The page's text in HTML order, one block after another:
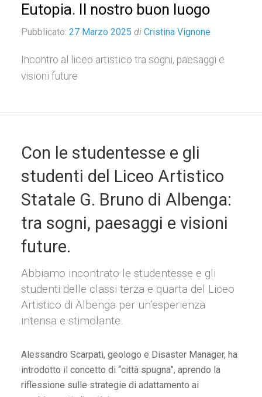
Eutopia. Il nostro buon luogo
Pubblicato: 27 Marzo 2025 di Cristina Vignone
Incontro al liceo artistico tra sogni, paesaggi e
visioni future
Con le studentesse e gli
studenti del Liceo Artistico
Statale G. Bruno di Albenga:
tra sogni, paesaggi e visioni
future.
Abbiamo incontrato le studentesse e gli
studenti delle classi terza e quarta del Liceo
Artistico di Albenga per un’esperienza
intensa e stimolante.
Alessandro Scarpati, geologo e Disaster Manager, ha
introdotto il concetto di “città spugna”, aprendo la
riflessione sulle strategie di adattamento ai